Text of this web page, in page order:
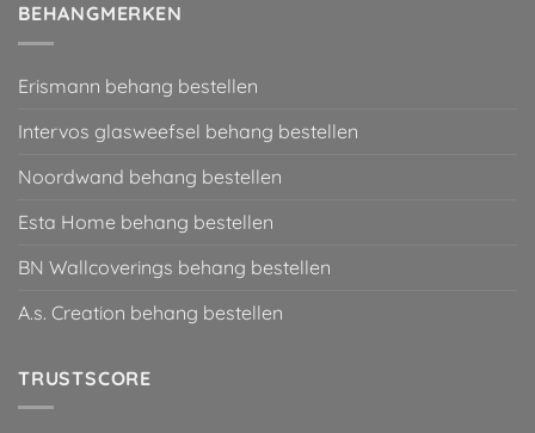
BEHANGMERKEN
Erismann behang bestellen
Intervos glasweefsel behang bestellen
Noordwand behang bestellen
Esta Home behang bestellen
BN Wallcoverings behang bestellen
A.s. Creation behang bestellen
TRUSTSCORE